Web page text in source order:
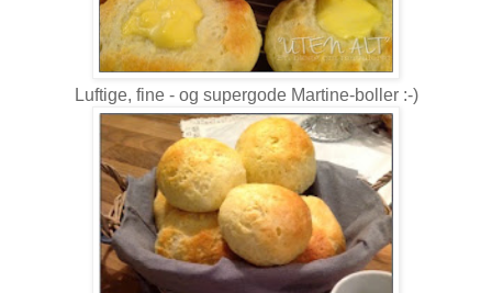
Luftige, fine - og supergode Martine-boller :-)